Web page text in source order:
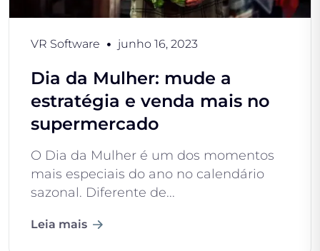
VR Software junho 16, 2023
Dia da Mulher: mude a
estratégia e venda mais no
supermercado
O Dia da Mulher é um dos momentos
mais especiais do ano no calendário
sazonal. Diferente de...
Leia mais